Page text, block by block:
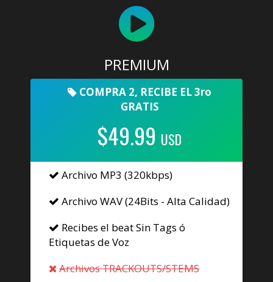
PREMIUM
COMPRA 2, RECIBE EL 3ro
GRATIS
$49.99 USD
Archivo MP3 (320kbps)
Archivo WAV (24Bits - Alta Calidad)
Recibes el beat Sin Tags ó
Etiquetas de Voz
Archivos TRACKOUTS/STEMS